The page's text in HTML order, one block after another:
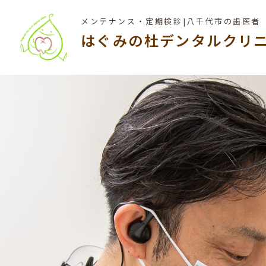
メンテナンス・定期検診|八千代市の歯医者
はぐみの杜デンタルクリ